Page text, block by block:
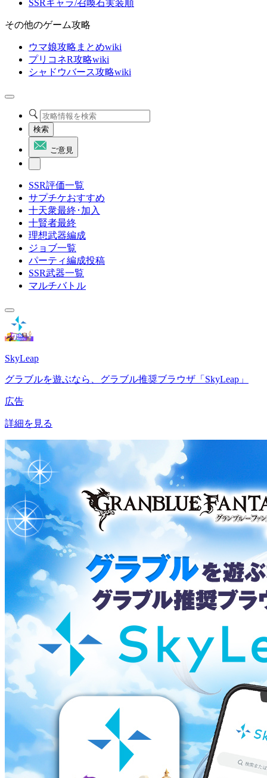
SSRキャラ/召喚石実装順
その他のゲーム攻略
ウマ娘攻略まとめwiki
プリコネR攻略wiki
シャドウバース攻略wiki
検索
ご意見
SSR評価一覧
サプチケおすすめ
十天衆最終･加入
十賢者最終
理想武器編成
ジョブ一覧
パーティ編成投稿
SSR武器一覧
マルチバトル
SkyLeap
グラブルを遊ぶなら、グラブル推奨ブラウザ「SkyLeap」
広告
詳細を見る